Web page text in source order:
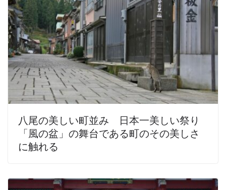
八尾の美しい町並み 日本一美しい祭り
「風の盆」の舞台である町のその美しさ
に触れる